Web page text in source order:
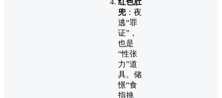
兜：夜
逃“罪
证”，
也是
“性张
力”道
具。储
憬“食
指挑